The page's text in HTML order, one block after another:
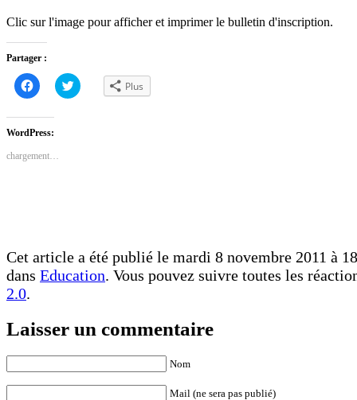
Clic sur l'image pour afficher et imprimer le bulletin d'inscription.
Partager :
Cliquez
pour
partager
Facebook(ouvre
dans
une
fenêtre)
Cliquez
pour Plus
WordPress:
chargement…
Cet article a été publié le mardi 8 novembre 2011 à
dans Education. Vous pouvez suivre toutes les
2.0.
Laisser un commentaire
Nom
Mail (ne sera pas publié)